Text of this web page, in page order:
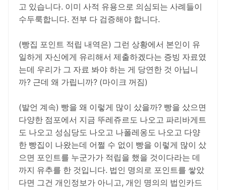
고 있습니다. 이미 사적 유용으로 의심되는 사례들이
수두룩합니다. 전부 다 검증해야 합니다.
(빵집 포인트 적립 내역은) 그런 상황에서 본인이 유
일하게 자신에게 유리해서 제출하겠다는 증빙 자료였
는데 우리가 그 자료 봐야 하는 게 당연한 것 아닙니
까? 근데 왜 가립니까? (마이크 꺼짐)
(발언 계속) 빵을 왜 이렇게 많이 샀을까? 빵을 샀으면
다양한 점포에서 지금 뚜레쥬르도 나오고 파리바게트
도 나오고 성심당도 나오고 나폴레옹도 나오고 다양
한 빵집이 나왔는데 어쩔 수 없이 빵을 이렇게 많이 샀
으면 포인트를 누군가가 적립을 했을 것이다라는 데
까지 유추를 한 것입니다. 법인 명의로 포인트를 쌓았
다면 그건 개인정보가 아니고, 개인 명의의 법인카드